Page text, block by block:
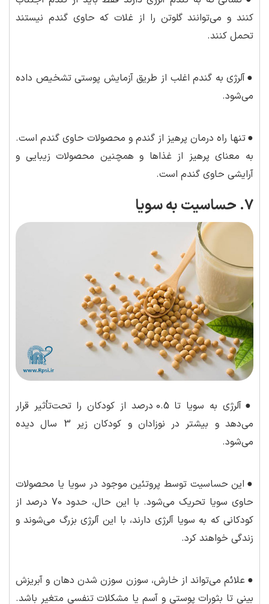
کنند و می‌توانند گلوتن را از غلات که حاوی گندم نیستند
تحمل کنند.
●آلرژی به گندم اغلب از طریق آزمایش پوستی تشخیص داده
می‌شود.
●تنها راه درمان پرهیز از گندم و محصولات حاوی گندم است.
به معنای پرهیز از غذاها و همچنین محصولات زیبایی و
آرایشی حاوی گندم است.
7. حساسیت به سویا
●
آلرژی به سویا تا 0.5 درصد از کودکان را تحت‌تأثیر قرار
می‌دهد و بیشتر در نوزادان و کودکان زیر 3 سال دیده
می‌شود.
● این حساسیت توسط پروتئین موجود در سویا یا محصولات
حاوی سویا تحریک می‌شود. با این حال، حدود 70 درصد از
کودکانی که به سویا آلرژی دارند، با این آلرژی بزرگ می‌شوند و
زندگی خواهند کرد.
● علائم می‌تواند از خارش، سوزن سوزن شدن دهان و آبریزش
بینی تا بثورات پوستی و آسم یا مشکلات تنفسی متغیر باشد.